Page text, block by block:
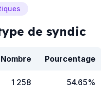
de syndic
Nombre Pourcentage
1 258 54.65%